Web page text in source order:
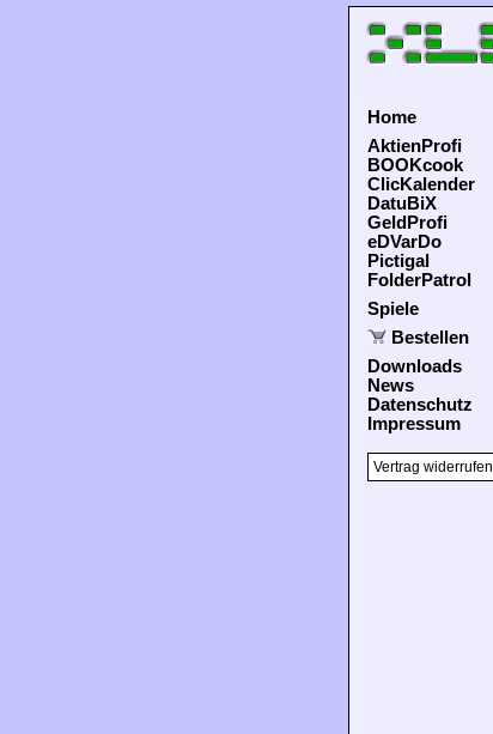
Home
AktienProfi
BOOKcook
ClicKalender
DatuBiX
GeldProfi
eDVarDo
Pictigal
FolderPatrol
Spiele
Bestellen
Downloads
News
Datenschutz
Impressum
Vertrag widerrufen